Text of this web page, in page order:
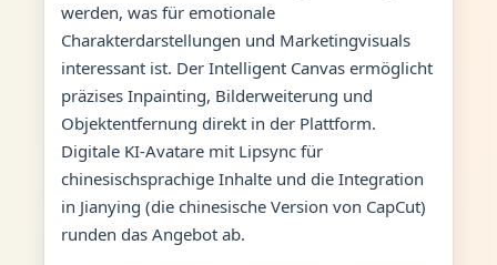
werden, was für emotionale
Charakterdarstellungen und Marketingvisuals
interessant ist. Der Intelligent Canvas ermöglicht
präzises Inpainting, Bilderweiterung und
Objektentfernung direkt in der Plattform.
Digitale KI-Avatare mit Lipsync für
chinesischsprachige Inhalte und die Integration
in Jianying (die chinesische Version von CapCut)
runden das Angebot ab.